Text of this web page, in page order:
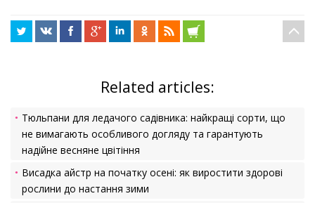
Related articles:
Тюльпани для ледачого садівника: найкращі сорти, що
не вимагають особливого догляду та гарантують
надійне весняне цвітіння
Висадка айстр на початку осені: як виростити здорові
рослини до настання зими